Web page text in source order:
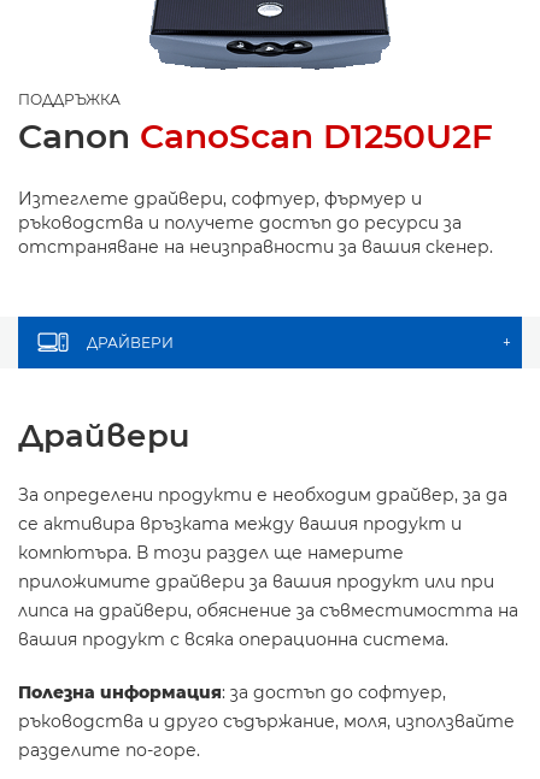
ПОДДРЪЖКА
Canon CanoScan D1250U2F
Изтеглете драйвери, софтуер, фърмуер и
ръководства и получете достъп до ресурси за
отстраняване на неизправности за вашия скенер.
ДРАЙВЕРИ +
Драйвери
За определени продукти е необходим драйвер, за да
се активира връзката между вашия продукт и
компютъра. В този раздел ще намерите
приложимите драйвери за вашия продукт или при
липса на драйвери, обяснение за съвместимостта на
вашия продукт с всяка операционна система.
Полезна информация: за достъп до софтуер,
ръководства и друго съдържание, моля, използвайте
разделите по-горе.